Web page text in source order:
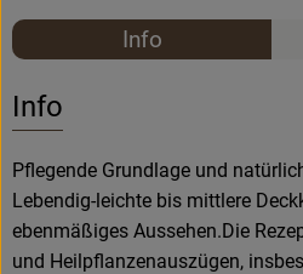
Rezepte
Info
Info
Pflegende Grundlage und
Lebendig-leichte bis mittlere
ebenmäßiges Aussehen.Die
und Heilpflanzenauszügen,